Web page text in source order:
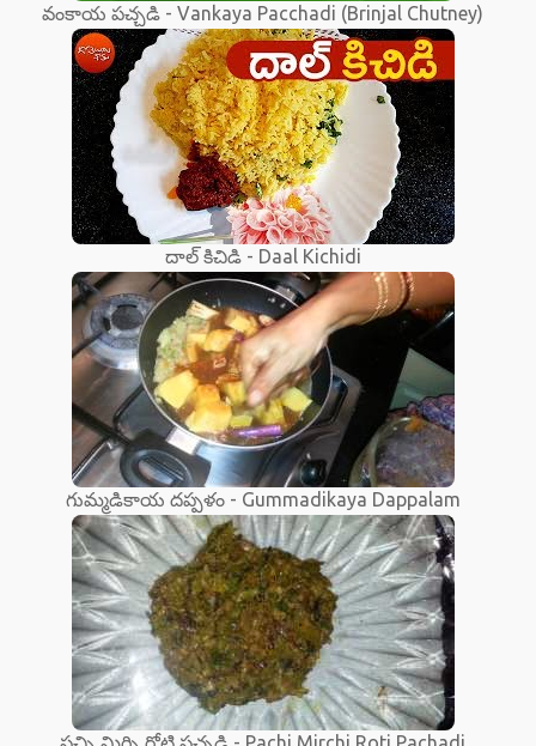
వంకాయ పచ్చడి - Vankaya Pacchadi (Brinjal Chutney)
దాల్ కిచిడి - Daal Kichidi
గుమ్మడికాయ దప్పళం - Gummadikaya Dappalam